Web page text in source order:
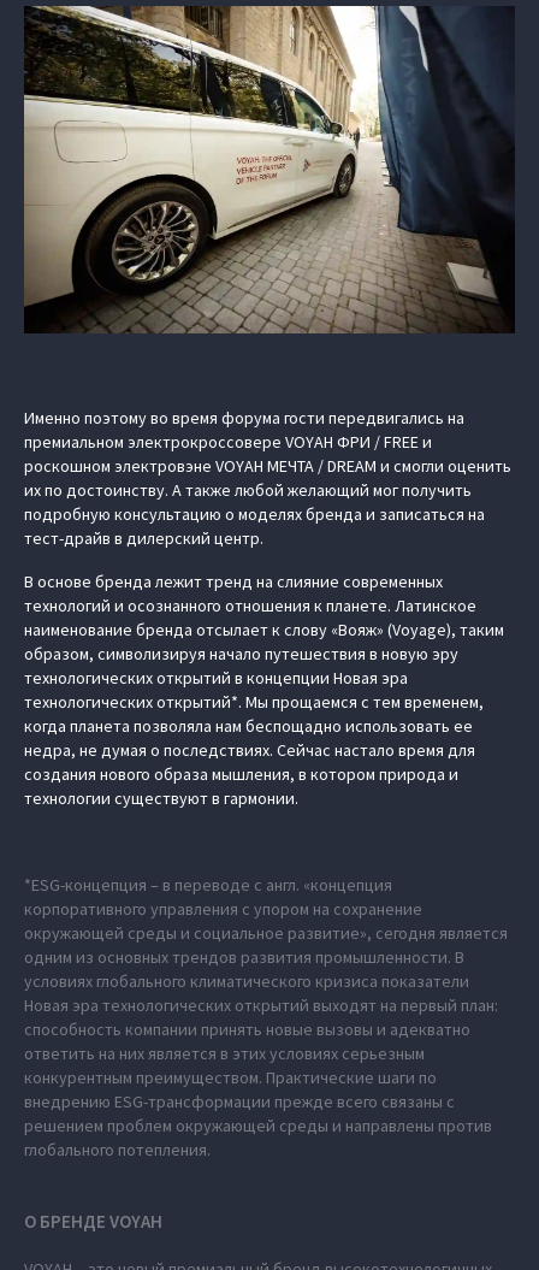
Именно поэтому во время форума гости передвигались на
премиальном электрокроссовере VOYAH ФРИ / FREE и
роскошном электровэне VOYAH МЕЧТА / DREAM и смогли оценить
их по достоинству. А также любой желающий мог получить
подробную консультацию о моделях бренда и записаться на
тест-драйв в дилерский центр.
В основе бренда лежит тренд на слияние современных
технологий и осознанного отношения к планете. Латинское
наименование бренда отсылает к слову «Вояж» (Voyage), таким
образом, символизируя начало путешествия в новую эру
технологических открытий в концепции Новая эра
технологических открытий*. Мы прощаемся с тем временем,
когда планета позволяла нам беспощадно использовать ее
недра, не думая о последствиях. Сейчас настало время для
создания нового образа мышления, в котором природа и
технологии существуют в гармонии.
*ESG-концепция – в переводе с англ. «концепция
корпоративного управления с упором на сохранение
окружающей среды и социальное развитие», сегодня является
одним из основных трендов развития промышленности. В
условиях глобального климатического кризиса показатели
Новая эра технологических открытий выходят на первый план:
способность компании принять новые вызовы и адекватно
ответить на них является в этих условиях серьезным
конкурентным преимуществом. Практические шаги по
внедрению ESG-трансформации прежде всего связаны с
решением проблем окружающей среды и направлены против
глобального потепления.
О БРЕНДЕ VOYAH